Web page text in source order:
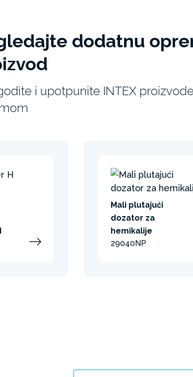
dodatnu
i upotpunite INTEX
Mali plutajući
dozator za
hemikalije
29040NP